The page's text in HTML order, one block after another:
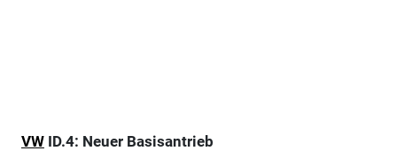
VWID.4: Neuer Basisantrieb